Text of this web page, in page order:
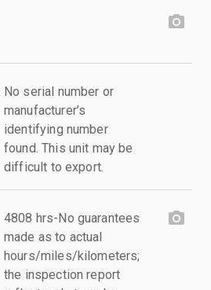
No serial number or
manufacturer’s
identifying number
found. This unit may be
difficult to export.
4808 hrs-No guarantees
made as to actual
hours/miles/kilometers;
the inspection report